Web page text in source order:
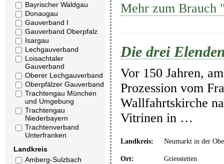
Bayrischer Waldgau
Donaugau
Gauverband I
Gauverband Oberpfalz
Isargau
Lechgauverband
Loisachtaler
Gauverband
Oberer Lechgauverband
Oberpfälzer Gauverband
Trachtengau München
und Umgebung
Trachtengau
Niederbayern
Trachtenverband
Unterfranken
Landkreis
Amberg-Sulzbach
Mehr zum Brauch
Die drei
Vor 150 Jahren,
Prozession vom
Wallfahrtskirche
Vitrinen in …
Landkreis: Neumarkt in der
Ort: Griesstetten